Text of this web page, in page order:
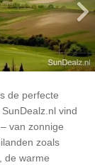
de perfecte
vind
van zonnige
zoals
de warme